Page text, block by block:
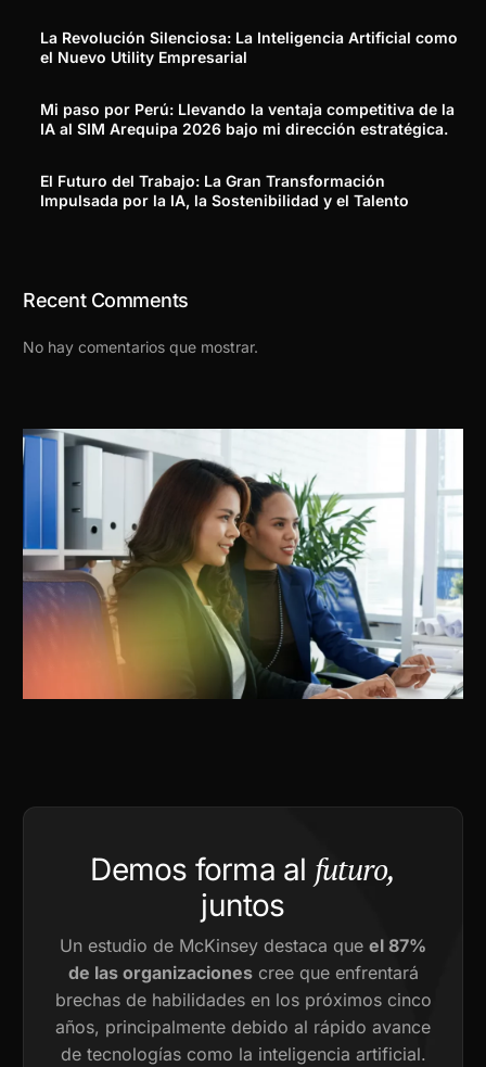
La Revolución Silenciosa: La Inteligencia Artificial como
el Nuevo Utility Empresarial
Mi paso por Perú: Llevando la ventaja competitiva de la
IA al SIM Arequipa 2026 bajo mi dirección estratégica.
El Futuro del Trabajo: La Gran Transformación
Impulsada por la IA, la Sostenibilidad y el Talento
Recent Comments
No hay comentarios que mostrar.
Demos forma al futuro,
juntos
Un estudio de McKinsey destaca que el 87%
de las organizacionescree que enfrentará
brechas de habilidades en los próximos cinco
años, principalmente debido al rápido avance
de tecnologías como la inteligencia artificial.